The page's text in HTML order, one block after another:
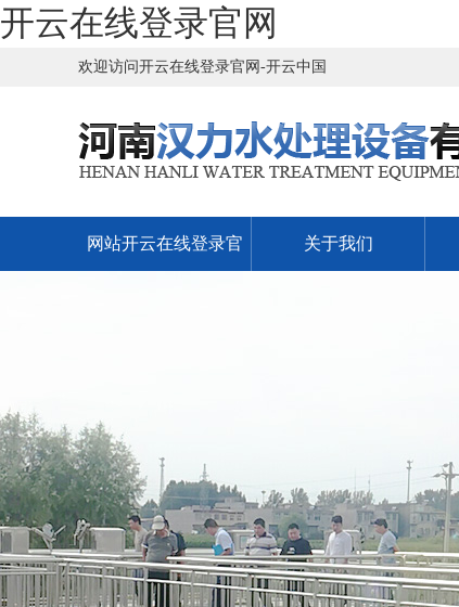
开云在线登录官网
欢迎访问开云在线登录官网-开云中国
网站开云在线登录官 关于我们